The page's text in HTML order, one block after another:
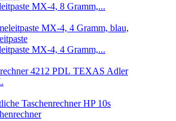
MX-4, 8 Gramm,...
MX-4, 4 Gramm,...
TEXAS Adler
HP 10s